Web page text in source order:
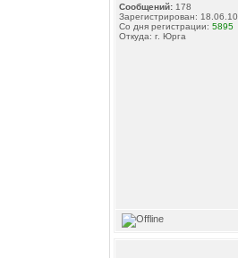
Сообщений: 178
Зарегистрирован: 18.06.10
Со дня регистрации: 5895
Откуда: г. Юрга